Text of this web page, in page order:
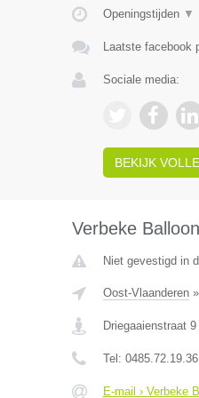
Openingstijden ▼
Laatste facebook
Sociale media:
BEKIJK
Verbeke
Niet gevestigd in
Oost-Vlaanderen»
Driegaaienstraat 9
Tel: 0485.72.19.36
E-mail › Verbeke